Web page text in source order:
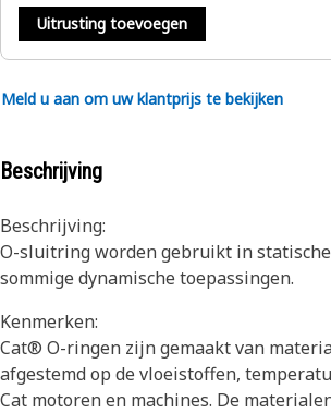
Uitrusting toevoegen
Meld u aan om uw klantprijs te bekijken
Beschrijving
Beschrijving:
O-sluitring worden gebruikt in
sommige dynamische toepassingen.
Kenmerken:
Cat® O-ringen zijn gemaakt van
afgestemd op de vloeistoffen,
Cat motoren en machines. De